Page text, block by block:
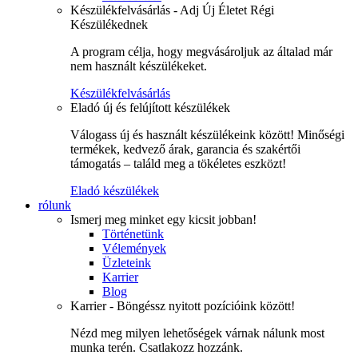
Készülékfelvásárlás - Adj Új Életet Régi
Készülékednek
A program célja, hogy megvásároljuk az általad már
nem használt készülékeket.
Készülékfelvásárlás
Eladó új és felújított készülékek
Válogass új és használt készülékeink között! Minőségi
termékek, kedvező árak, garancia és szakértői
támogatás – találd meg a tökéletes eszközt!
Eladó készülékek
rólunk
Ismerj meg minket egy kicsit jobban!
Történetünk
Vélemények
Üzleteink
Karrier
Blog
Karrier - Böngéssz nyitott pozícióink között!
Nézd meg milyen lehetőségek várnak nálunk most
munka terén. Csatlakozz hozzánk.